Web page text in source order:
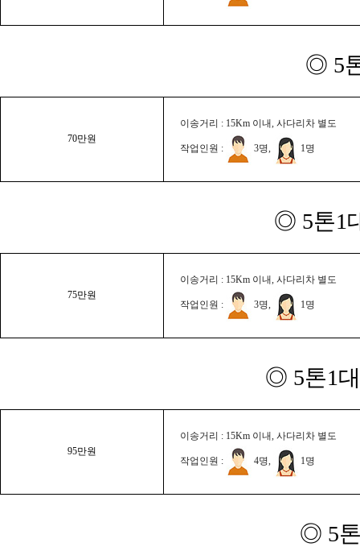
◎ 5
70만원
이송거리 : 15Km 이내, 사다리차 별도
작업인원 : 3명, 1명
◎ 5톤1
75만원
이송거리 : 15Km 이내, 사다리차 별도
작업인원 : 3명, 1명
◎ 5톤1
95만원
이송거리 : 15Km 이내, 사다리차 별도
작업인원 : 4명, 1명
◎ 5